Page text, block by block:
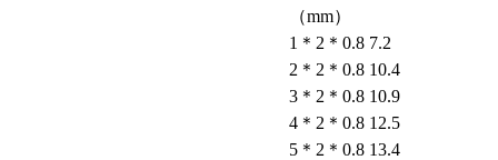
（mm）
1＊2＊0.8 7.2
2＊2＊0.8 10.4
3＊2＊0.8 10.9
4＊2＊0.8 12.5
5＊2＊0.8 13.4